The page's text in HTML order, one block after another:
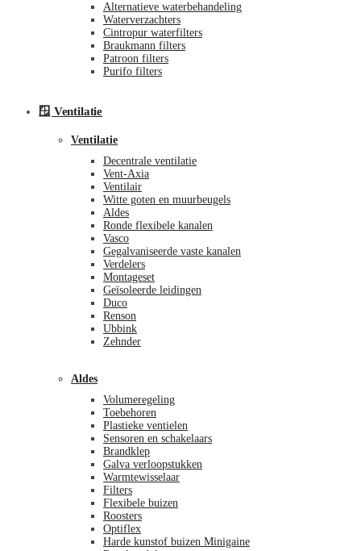
Alternatieve waterbehandeling
Waterverzachters
Cintropur waterfilters
Braukmann filters
Patroon filters
Purifo filters
🪟 Ventilatie
Ventilatie
Decentrale ventilatie
Vent-Axia
Ventilair
Witte goten en muurbeugels
Aldes
Ronde flexibele kanalen
Vasco
Gegalvaniseerde vaste kanalen
Verdelers
Montageset
Geïsoleerde leidingen
Duco
Renson
Ubbink
Zehnder
Aldes
Volumeregeling
Toebehoren
Plastieke ventielen
Sensoren en schakelaars
Brandklep
Galva verloopstukken
Warmtewisselaar
Filters
Flexibele buizen
Roosters
Optiflex
Harde kunstof buizen Minigaine